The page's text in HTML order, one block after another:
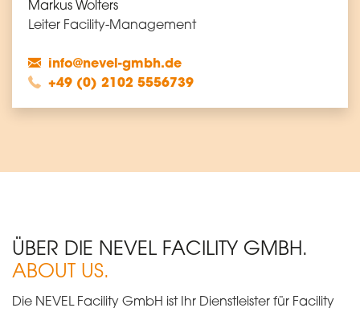
Markus Wolters
Leiter Facility-Management
info@nevel-gmbh.de
+49 (0) 2102 5556739
ÜBER DIE NEVEL FACILITY GMBH.
ABOUT US.
Die NEVEL Facility GmbH ist Ihr Dienstleister für Facility